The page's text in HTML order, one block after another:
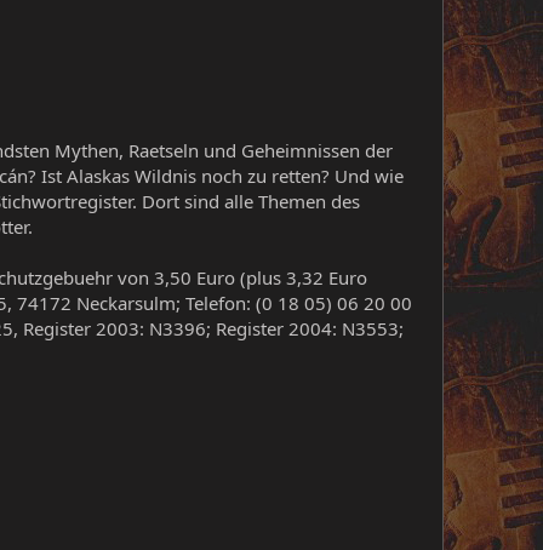
Mythen, Raetseln und Geheimnissen der
Ist Alaskas Wildnis noch zu retten? Und wie
Dort sind alle Themen des
von 3,50 Euro (plus 3,32 Euro
74172 Neckarsulm; Telefon: (0 18 05) 06 20 00
Register 2003: N3396; Register 2004: N3553;